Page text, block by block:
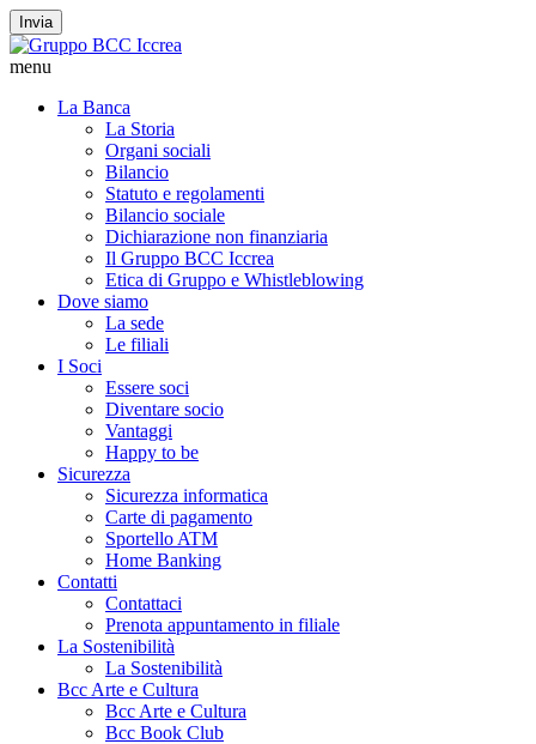
Invia
menu
La Banca
La Storia
Organi sociali
Bilancio
Statuto e regolamenti
Bilancio sociale
Dichiarazione non finanziaria
Il Gruppo BCC Iccrea
Etica di Gruppo e Whistleblowing
Dove siamo
La sede
Le filiali
I Soci
Essere soci
Diventare socio
Vantaggi
Happy to be
Sicurezza
Sicurezza informatica
Carte di pagamento
Sportello ATM
Home Banking
Contatti
Contattaci
Prenota appuntamento in filiale
La Sostenibilità
La Sostenibilità
Bcc Arte e Cultura
Bcc Arte e Cultura
Bcc Book Club